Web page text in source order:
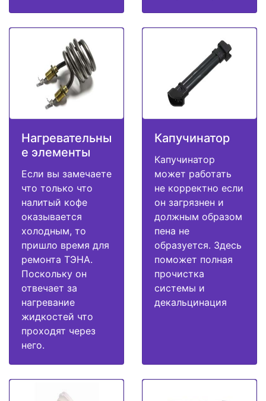
Нагревательны
е элементы
Если вы замечаете
что только что
налитый кофе
оказывается
холодным, то
пришло время для
ремонта ТЭНА.
Поскольку он
отвечает за
нагревание
жидкостей что
проходят через
него.
Капучинатор
Капучинатор
может работать
не корректно если
он загрязнен и
должным образом
пена не
образуется. Здесь
поможет полная
прочистка
системы и
декальцинация